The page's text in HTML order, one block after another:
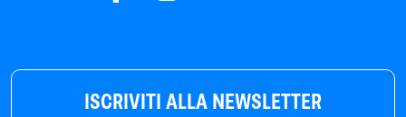
ISCRIVITI ALLA NEWSLETTER